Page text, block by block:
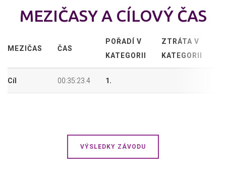
MEZIČASY A CÍLOVÝ ČAS
MEZIČAS ČAS
POŘADÍ V
KATEGORII
ZTRÁTA V
KATEGORII
Cíl 00:35:23.4 1.
VÝSLEDKY ZÁVODU